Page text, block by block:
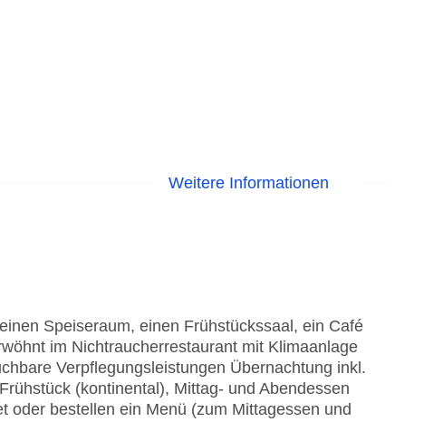
Mastercard, Visa
Weitere Informationen
Speiseraum, einen Frühstückssaal, ein Café
im Nichtraucherrestaurant mit Klimaanlage
Verpflegungsleistungen Übernachtung inkl.
(kontinental), Mittag- und Abendessen
oder bestellen ein Menü (zum Mittagessen und